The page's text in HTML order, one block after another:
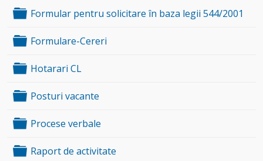
Folder
Formular pentru solicitare în baza legii 544/2001
Folder
Formulare-Cereri
Folder
Hotarari CL
Folder
Posturi vacante
Folder
Procese verbale
Folder
Raport de activitate